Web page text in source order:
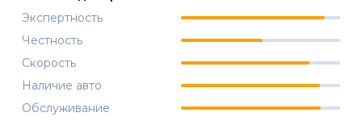
Экспертность
Честность
Скорость
Наличие авто
Обслуживание